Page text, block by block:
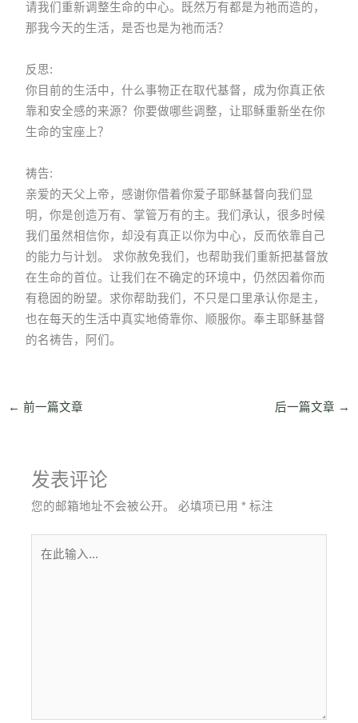
请我们重新调整生命的中心。既然万有都是为祂而造的，
那我今天的生活，是否也是为祂而活？
反思:
你目前的生活中，什么事物正在取代基督，成为你真正依
靠和安全感的来源？你要做哪些调整，让耶稣重新坐在你
生命的宝座上？
祷告:
亲爱的天父上帝，感谢你借着你爱子耶稣基督向我们显
明，你是创造万有、掌管万有的主。我们承认，很多时候
我们虽然相信你，却没有真正以你为中心，反而依靠自己
的能力与计划。 求你赦免我们，也帮助我们重新把基督放
在生命的首位。让我们在不确定的环境中，仍然因着你而
有稳固的盼望。求你帮助我们，不只是口里承认你是主，
也在每天的生活中真实地倚靠你、顺服你。奉主耶稣基督
的名祷告，阿们。
← 前一篇文章 后一篇文章 →
发表评论
您的邮箱地址不会被公开。 必填项已用* 标注